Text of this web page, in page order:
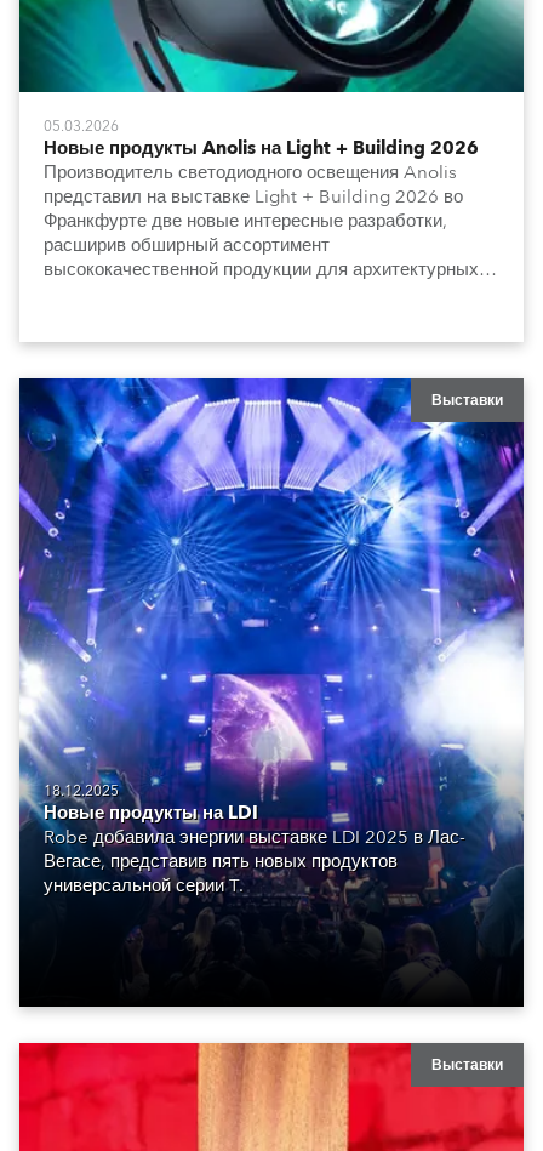
05.03.2026
Новые продукты Anolis на Light + Building 2026
Производитель светодиодного освещения Anolis
представил на выставке Light + Building 2026 во
Франкфурте две новые интересные разработки,
расширив обширный ассортимент
высококачественной продукции для архитектурных и
Выставки
18.12.2025
Новые продукты на LDI
Robe добавила энергии выставке LDI 2025 в Лас-
Вегасе, представив пять новых продуктов
универсальной серии T.
Выставки